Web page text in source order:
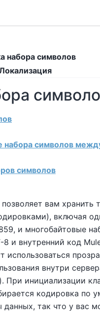
набора символов
набора символов
символов
позволяет вам хранить
включая
и многобайтовые
и внутренний код
внутри
При инициализации
кодировка по
так что у вас